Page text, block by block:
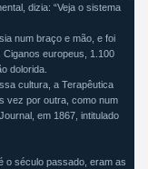
dizia: “Veja o sistema
num braço e mão, e foi
europeus, 1.100
dolorida.
cultura, a Terapêutica
vez por outra, como num
em 1867, intitulado
o século passado, eram as